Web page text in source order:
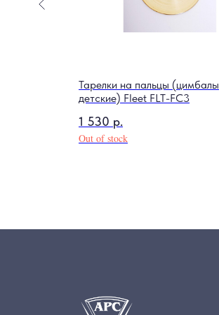
Тарелки на пальцы (цимбалы
детские) Fleet FLT-FC3
1 530 р.
Out of stock